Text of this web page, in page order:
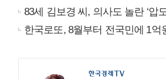
83세 김보경 씨, 의사도 놀란 ‘압
한국로또, 8월부터 전국민에 1억